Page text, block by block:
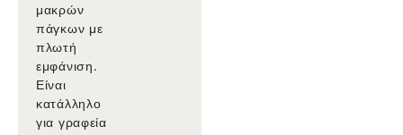
μακρών
πάγκων με
πλωτή
εμφάνιση.
Είναι
κατάλληλο
για γραφεία